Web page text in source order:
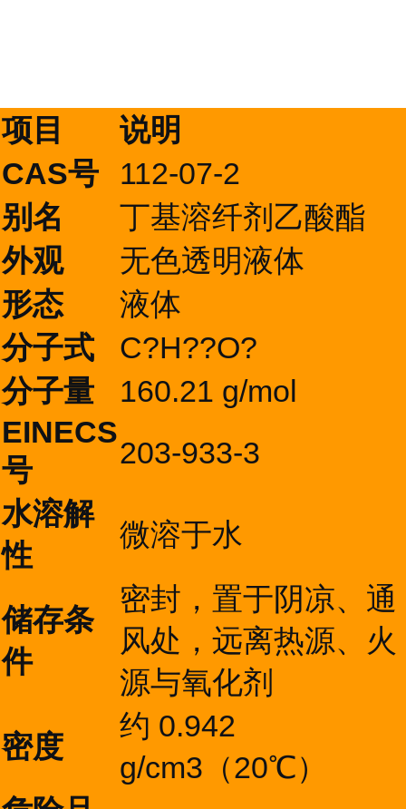
项目
说明
CAS号
112-07-2
别名
丁基溶纤剂乙酸酯
外观
无色透明液体
形态
液体
分子式
C?H??O?
分子量
160.21 g/mol
EINECS
号
203-933-3
水溶解
性
微溶于水
储存条
件
密封，置于阴凉、通
风处，远离热源、火
源与氧化剂
密度
约 0.942
g/cm3（20℃）